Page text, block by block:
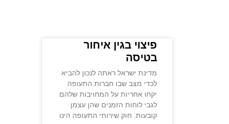
פיצוי בגין איחור
בטיסה
מדינת ישראל ראתה לנכון להביא
לכדי מצב שבו חברות התעופה
יקחו אחריות על המחויבות שלהם
לגבי לוחות הזמנים שהן עצמן
קובעות. חוק שירותי התעופה הינו